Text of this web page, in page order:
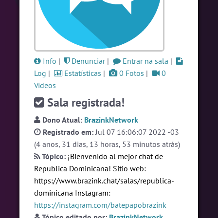
#LoveHits
4 pessoas
#ParaisoTropical
4 pessoas
#RadioModao
Ver todas as salas
🎁 Promoção 🛍 Crie seu Chat e Rádio 📻
com Site e Chat Bot 🤖 de Pedidos
Info | Denunciar| Entrar na sala |
Log | Estatísticas | 0 Fotos |
0
Vídeos
Sala registrada!
Dono Atual: BrazinkNetwork
Registrado em:Jul 07 16:06:07 2022 -03
(4 anos, 31 dias, 13 horas, 53 minutos atrás)
Tópico: ¡Bienvenido al mejor chat de
Republica Dominicana! Sitio web:
https://www.brazink.chat/salas/republica-
dominicana Instagram:
https://instagram.com/batepapobrazink